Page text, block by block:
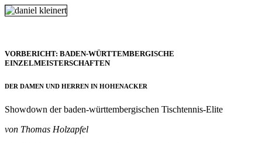
VORBERICHT: BADEN-WÜRTTEMBERGISCHE
EINZELMEISTERSCHAFTEN
DER DAMEN UND HERREN IN HOHENACKER
Showdown der baden-württembergischen Tischtennis-Elite
von Thomas Holzapfel